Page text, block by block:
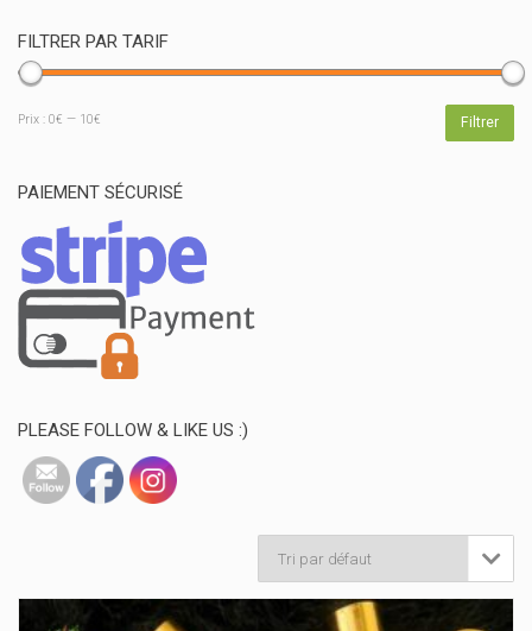
FILTRER PAR TARIF
Prix
Prix
Filtrer
Prix : 0€ — 10€
PAIEMENT SÉCURISÉ
PLEASE FOLLOW & LIKE US :)
